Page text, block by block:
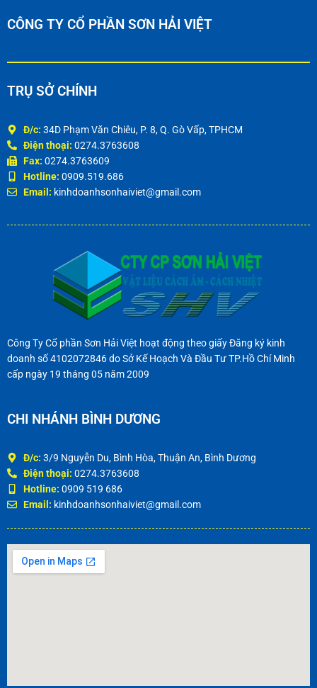
CÔNG TY CỔ PHẦN SƠN HẢI VIỆT
TRỤ SỞ CHÍNH
Đ/c: 34D Phạm Văn Chiêu, P. 8, Q. Gò Vấp, TPHCM
Điện thoại: 0274.3763608
Fax: 0274.3763609
Hotline: 0909.519.686
Email: kinhdoanhsonhaiviet@gmail.com
Công Ty Cổ phần Sơn Hải Việt hoạt động theo giấy Đăng ký kinh
doanh số 4102072846 do Sở Kế Hoạch Và Đầu Tư TP.Hồ Chí Minh
cấp ngày 19 tháng 05 năm 2009
CHI NHÁNH BÌNH DƯƠNG
Đ/c: 3/9 Nguyễn Du, Bình Hòa, Thuận An, Bình Dương
Điện thoại: 0274.3763608
Hotline: 0909 519 686
Email: kinhdoanhsonhaiviet@gmail.com